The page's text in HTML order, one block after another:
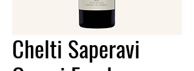
Chelti Saperavi